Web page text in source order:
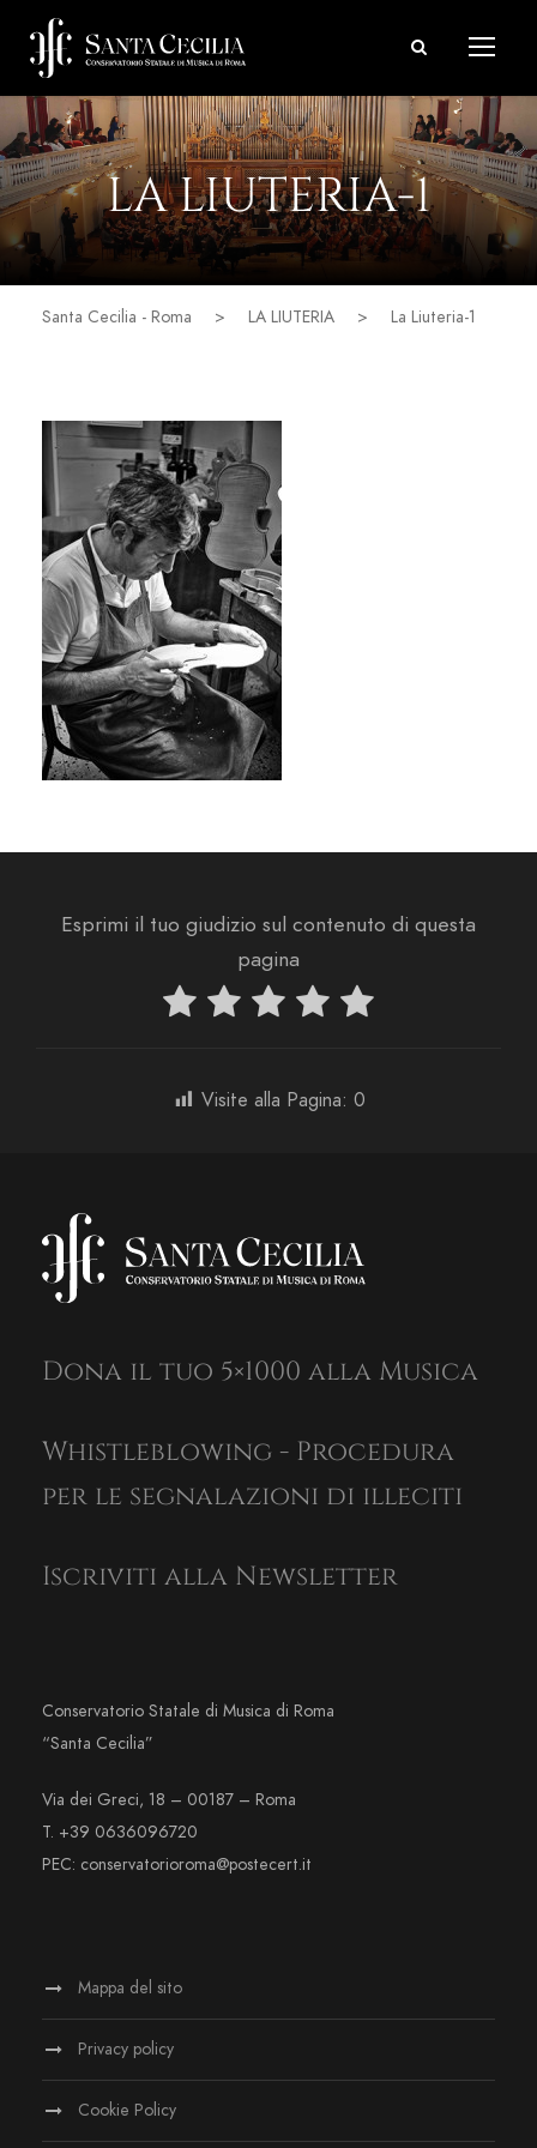
LA LIUTERIA-1
Santa Cecilia - Roma > LA LIUTERIA > La Liuteria-1
Esprimi il tuo giudizio sul contenuto di questa
pagina
Visite alla Pagina: 0
Dona il tuo 5×1000 alla Musica
Whistleblowing - Procedura
per le segnalazioni di illeciti
Iscriviti alla Newsletter
Conservatorio Statale di Musica di Roma
“Santa Cecilia”
Via dei Greci, 18 – 00187 – Roma
T. +39 0636096720
PEC: conservatorioroma@postecert.it
Mappa del sito
Privacy policy
Cookie Policy